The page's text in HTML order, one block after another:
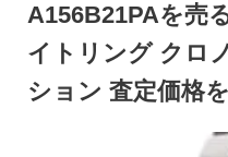
A156B21PAを売
イトリング クロ
ション 査定価格